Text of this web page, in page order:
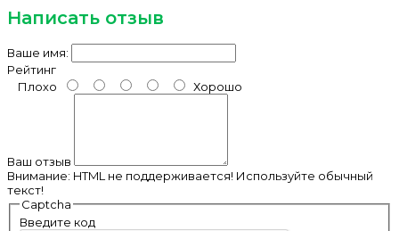
Написать отзыв
Ваше имя:
Рейтинг
Плохо
Хорошо
Ваш отзыв
Внимание: HTML не поддерживается! Используйте обычный
текст!
Captcha
Введите код